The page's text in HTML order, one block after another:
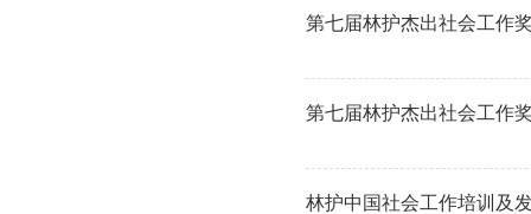
第七届林护杰出社会工作
第七届林护杰出社会工作
林护中国社会工作培训及